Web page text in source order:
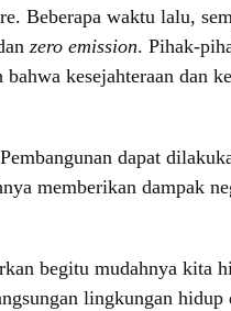
Beberapa waktu lalu,
zero emission. Pihak-
kesejahteraan dan
dapat
memberikan dampak
begitu mudahnya kita
lingkungan hidup